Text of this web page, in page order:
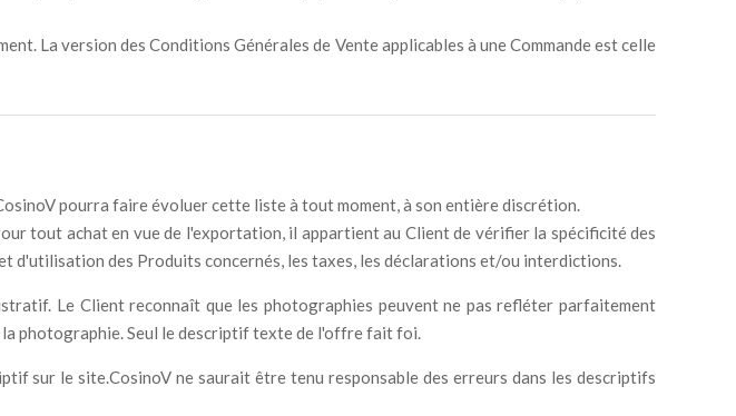
La version des Conditions Générales de Vente applicables à une Commande est celle
pourra faire évoluer cette liste à tout moment, à son entière discrétion.
tout achat en vue de l'exportation, il appartient au Client de vérifier la spécificité des
d'utilisation des Produits concernés, les taxes, les déclarations et/ou interdictions.
Le Client reconnaît que les photographies peuvent ne pas refléter parfaitement
photographie. Seul le descriptif texte de l'offre fait foi.
sur le site.CosinoV ne saurait être tenu responsable des erreurs dans les descriptifs